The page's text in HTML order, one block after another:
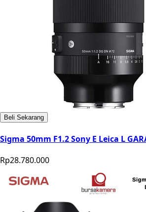
Beli Sekarang
Sigma 50mm F1.2 Sony E Leica L
Rp28.780.000